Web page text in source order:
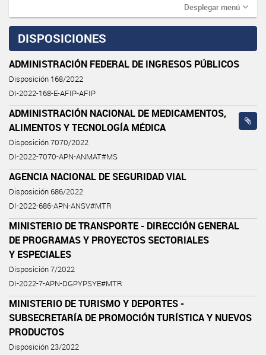
Desplegar menú
DISPOSICIONES
ADMINISTRACIÓN FEDERAL DE INGRESOS PÚBLICOS
Disposición 168/2022
DI-2022-168-E-AFIP-AFIP
ADMINISTRACIÓN NACIONAL DE MEDICAMENTOS,
ALIMENTOS Y TECNOLOGÍA MÉDICA
Disposición 7070/2022
DI-2022-7070-APN-ANMAT#MS
AGENCIA NACIONAL DE SEGURIDAD VIAL
Disposición 686/2022
DI-2022-686-APN-ANSV#MTR
MINISTERIO DE TRANSPORTE - DIRECCIÓN GENERAL
DE PROGRAMAS Y PROYECTOS SECTORIALES
Y ESPECIALES
Disposición 7/2022
DI-2022-7-APN-DGPYPSYE#MTR
MINISTERIO DE TURISMO Y DEPORTES -
SUBSECRETARÍA DE PROMOCIÓN TURÍSTICA Y NUEVOS
PRODUCTOS
Disposición 23/2022